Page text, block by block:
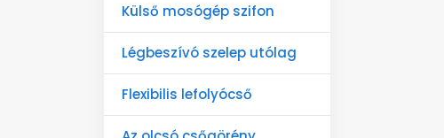
Külső mosógép szifon
Légbeszívó szelep utólag
Flexibilis lefolyócső